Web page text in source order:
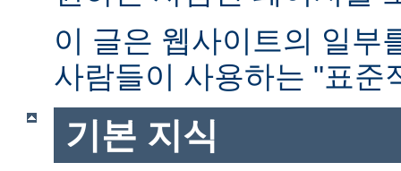
이 글은 웹사이트의 일부
사람들이 사용하는 "표준
기본 지식